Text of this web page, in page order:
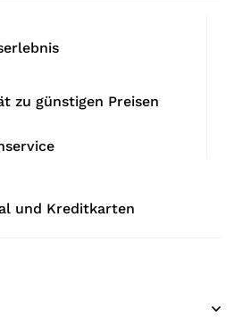
zu günstigen Preisen
und Kreditkarten